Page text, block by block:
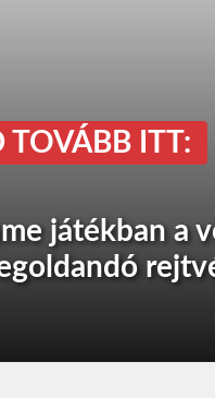
TOVÁBB ITT:
játékban a